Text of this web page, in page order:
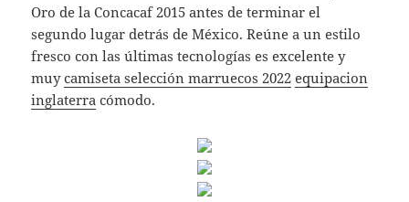
Oro de la Concacaf 2015 antes de terminar el
segundo lugar detrás de México. Reúne a un estilo
fresco con las últimas tecnologías es excelente y
muycamiseta selección marruecos 2022 equipacion
inglaterra cómodo.